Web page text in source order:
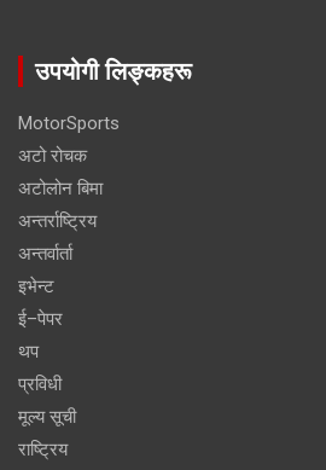
उपयोगी लिङ्कहरू
MotorSports
अटो रोचक
अटोलोन बिमा
अन्तर्राष्ट्रिय
अन्तर्वार्ता
इभेन्ट
ई–पेपर
थप
प्रविधी
मूल्य सूची
राष्ट्रिय